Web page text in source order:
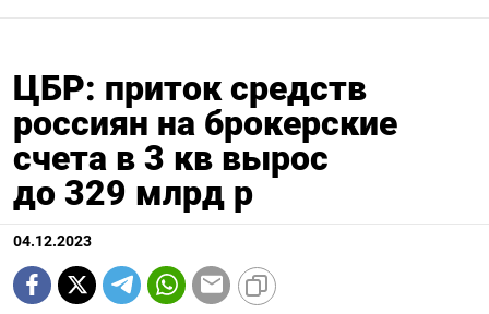
ЦБР: приток средств
россиян на брокерские
счета в 3 кв вырос
до 329 млрд р
04.12.2023